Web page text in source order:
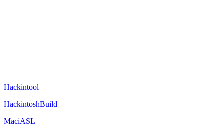
Hackintool
HackintoshBuild
MaciASL